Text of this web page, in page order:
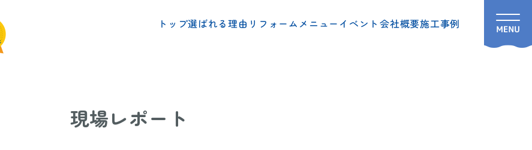
トップ選ばれる理由 リフォームメニュー イベント 会社概要施工事例
現場レポート